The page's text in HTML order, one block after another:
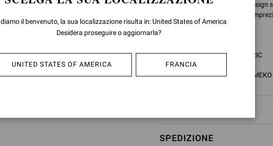
il classico sandalo alto. Il suo design
105mm e il cinturino superiore
Codice Modello: G61096.15RIC
ID articolo:G61096.15RIC.NPSMEKO
SPEDIZIONE
il benvenuto, la sua localizzazione risulta in: United States of America
Desidera proseguire o aggiornarla?
UNITED STATES OF AMERICA FRANCIA